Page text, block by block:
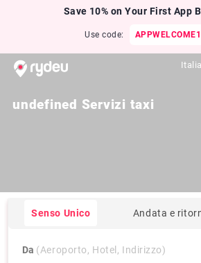
Save 10% on Your First App
Use code:
undefined Servizi taxi
Senso Unico Andata e
Da (Aeroporto, Hotel, Indirizzo)